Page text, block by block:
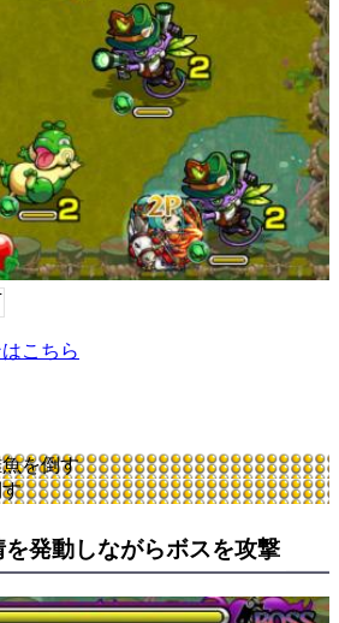
こちら
を倒す
発動しながらボスを攻撃